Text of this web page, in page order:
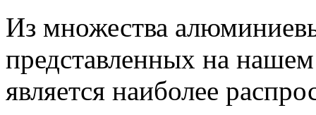
Из множества
представленных на
является наиболее